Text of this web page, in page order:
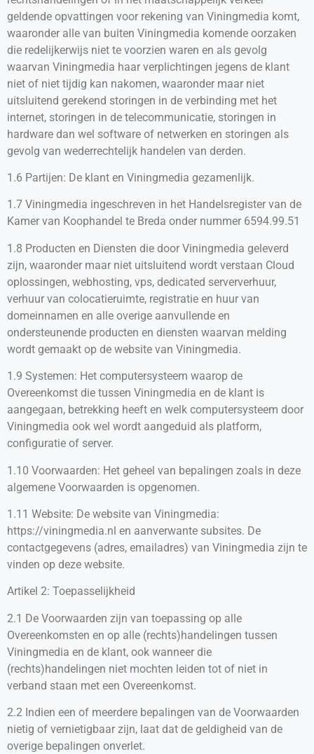
geldende opvattingen voor rekening van Viningmedia komt,
waaronder alle van buiten Viningmedia komende oorzaken
die redelijkerwijs niet te voorzien waren en als gevolg
waarvan Viningmedia haar verplichtingen jegens de klant
niet of niet tijdig kan nakomen, waaronder maar niet
uitsluitend gerekend storingen in de verbinding met het
internet, storingen in de telecommunicatie, storingen in
hardware dan wel software of netwerken en storingen als
gevolg van wederrechtelijk handelen van derden.
1.6 Partijen: De klant en Viningmedia gezamenlijk.
1.7 Viningmedia ingeschreven in het Handelsregister van de
Kamer van Koophandel te Breda onder nummer 6594.99.51
1.8 Producten en Diensten die door Viningmedia geleverd
zijn, waaronder maar niet uitsluitend wordt verstaan Cloud
oplossingen, webhosting, vps, dedicated serververhuur,
verhuur van colocatieruimte, registratie en huur van
domeinnamen en alle overige aanvullende en
ondersteunende producten en diensten waarvan melding
wordt gemaakt op de website van Viningmedia.
1.9 Systemen: Het computersysteem waarop de
Overeenkomst die tussen Viningmedia en de klant is
aangegaan, betrekking heeft en welk computersysteem door
Viningmedia ook wel wordt aangeduid als platform,
configuratie of server.
1.10 Voorwaarden: Het geheel van bepalingen zoals in deze
algemene Voorwaarden is opgenomen.
1.11 Website: De website van Viningmedia:
https://viningmedia.nl en aanverwante subsites. De
contactgegevens (adres, emailadres) van Viningmedia zijn te
vinden op deze website.
Artikel 2: Toepasselijkheid
2.1 De Voorwaarden zijn van toepassing op alle
Overeenkomsten en op alle (rechts)handelingen tussen
Viningmedia en de klant, ook wanneer die
(rechts)handelingen niet mochten leiden tot of niet in
verband staan met een Overeenkomst.
2.2 Indien een of meerdere bepalingen van de Voorwaarden
nietig of vernietigbaar zijn, laat dat de geldigheid van de
overige bepalingen onverlet.